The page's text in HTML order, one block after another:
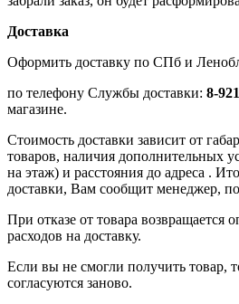
Доставка
Оформить доставку по СПб и
по телефону Службы доставки: 8-
магазине.
Стоимость доставки зависит от
товаров, наличия дополнительных
на этаж) и расстояния до адреса .
доставки, Вам сообщит менеджер,
При отказе от товара возвращается
расходов на доставку.
Если вы не смогли получить товар,
согласуются заново.